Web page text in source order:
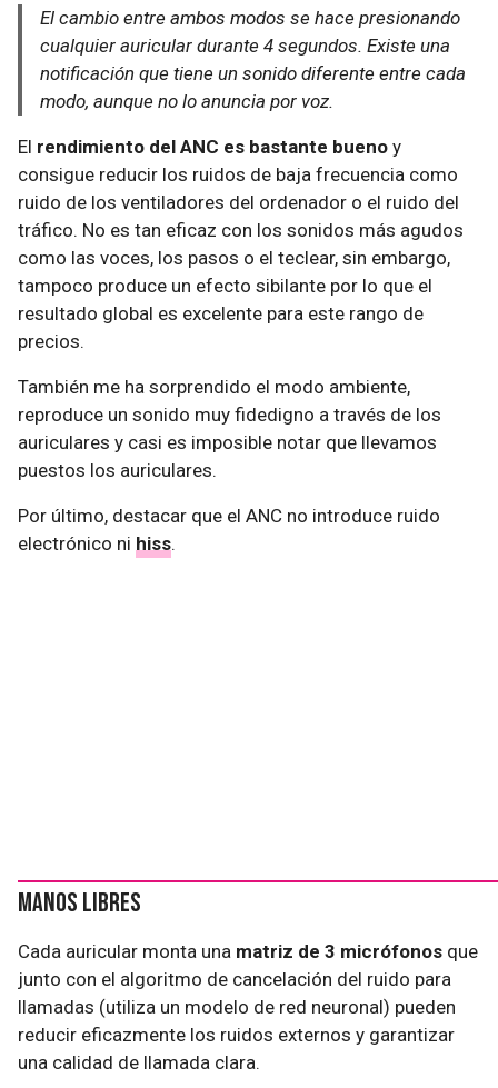
El cambio entre ambos modos se hace presionando
cualquier auricular durante 4 segundos. Existe una
notificación que tiene un sonido diferente entre cada
modo, aunque no lo anuncia por voz.
El rendimiento del ANC es bastante bueno y
consigue reducir los ruidos de baja frecuencia como
ruido de los ventiladores del ordenador o el ruido del
tráfico. No es tan eficaz con los sonidos más agudos
como las voces, los pasos o el teclear, sin embargo,
tampoco produce un efecto sibilante por lo que el
resultado global es excelente para este rango de
precios.
También me ha sorprendido el modo ambiente,
reproduce un sonido muy fidedigno a través de los
auriculares y casi es imposible notar que llevamos
puestos los auriculares.
Por último, destacar que el ANC no introduce ruido
electrónico ni hiss.
Manos libres
Cada auricular monta una matriz de 3 micrófonos que
junto con el algoritmo de cancelación del ruido para
llamadas (utiliza un modelo de red neuronal) pueden
reducir eficazmente los ruidos externos y garantizar
una calidad de llamada clara.